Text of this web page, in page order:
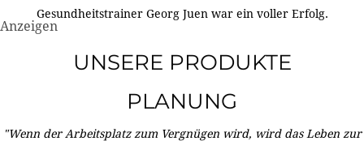
Gesundheitstrainer Georg Juen war ein voller Erfolg.
Anzeigen
UNSERE PRODUKTE
PLANUNG
"Wenn der Arbeitsplatz zum Vergnügen wird, wird das Leben zur